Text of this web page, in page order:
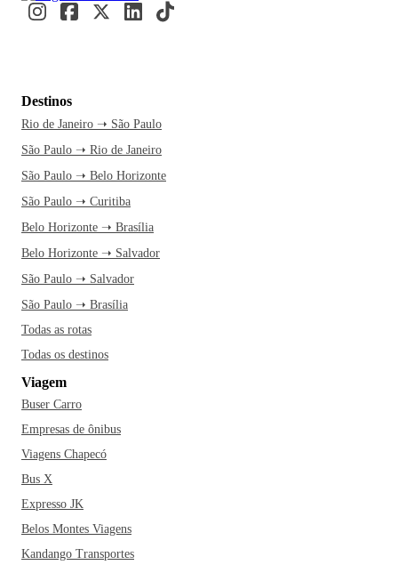
Destinos
Rio de Janeiro ➝ São Paulo
São Paulo ➝ Rio de Janeiro
São Paulo ➝ Belo Horizonte
São Paulo ➝ Curitiba
Belo Horizonte ➝ Brasília
Belo Horizonte ➝ Salvador
São Paulo ➝ Salvador
São Paulo ➝ Brasília
Todas as rotas
Todas os destinos
Viagem
Buser Carro
Empresas de ônibus
Viagens Chapecó
Bus X
Expresso JK
Belos Montes Viagens
Kandango Transportes